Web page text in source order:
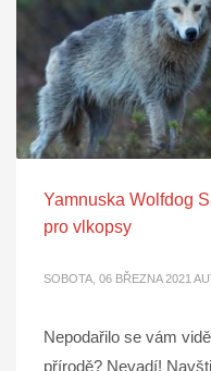
Yamnuska Wolfdog
pro vlkopsy
SOBOTA, 06 BŘEZNA 2021
Nepodařilo se vám
přírodě? Nevadí!